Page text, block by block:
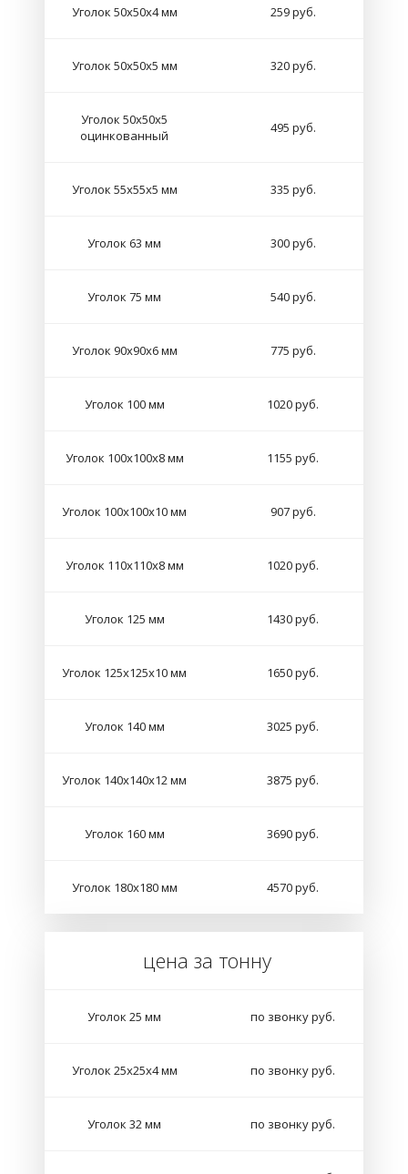
Уголок 50х50х4 мм 259 руб.
Уголок 50х50х5 мм 320 руб.
Уголок 50х50х5
оцинкованный
495 руб.
Уголок 55х55х5 мм 335 руб.
Уголок 63 мм 300 руб.
Уголок 75 мм 540 руб.
Уголок 90х90х6 мм 775 руб.
Уголок 100 мм 1020 руб.
Уголок 100х100х8 мм 1155 руб.
Уголок 100х100х10 мм 907 руб.
Уголок 110х110х8 мм 1020 руб.
Уголок 125 мм 1430 руб.
Уголок 125х125х10 мм 1650 руб.
Уголок 140 мм 3025 руб.
Уголок 140х140х12 мм 3875 руб.
Уголок 160 мм 3690 руб.
Уголок 180х180 мм 4570 руб.
цена за тонну
Уголок 25 мм по звонку руб.
Уголок 25х25х4 мм по звонку руб.
Уголок 32 мм по звонку руб.